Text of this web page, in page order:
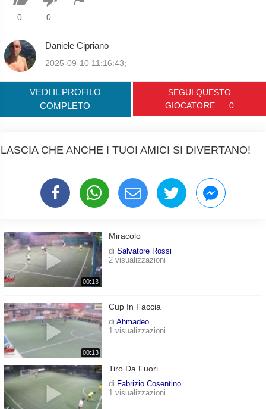
0 0
Daniele Cipriano
2025-09-10 11:16:43;
VEDI IL PROFILO
COMPLETO
SEGUI QUESTO
GIOCATORE
0
LASCIA CHE ANCHE I TUOI AMICI SI DIVERTANO!
00:13
Miracolo
di Salvatore Rossi
2 visualizzazioni
00:13
Cup In Faccia
di Ahmadeo
1 visualizzazioni
Tiro Da Fuori
di Fabrizio Cosentino
1 visualizzazioni